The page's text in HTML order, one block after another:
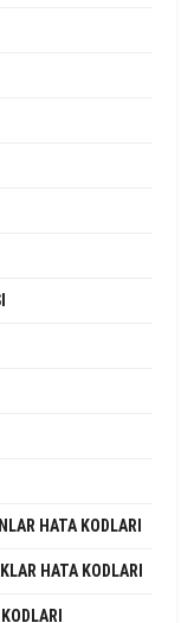
HATA KODLARI
HATA KODLARI